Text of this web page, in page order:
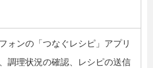
ォンの「つなぐレシピ」アプリ
調理状況の確認、レシピの送信